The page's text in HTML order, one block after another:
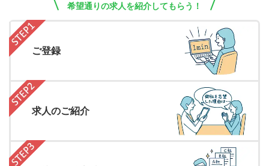
希望通りの求人を紹介してもらう！
ご登録
求人のご紹介